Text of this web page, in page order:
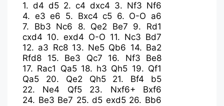
1. d4 d5 2. c4 dxc4 3. Nf3 Nf6
4. e3 e6 5. Bxc4 c5 6. O-O a6
7. Bb3 Nc6 8. Qe2 Be7 9. Rd1
cxd4 10. exd4 O-O 11. Nc3 Bd7
12. a3 Rc8 13. Ne5 Qb6 14. Ba2
Rfd8
15. Be3 Qc7 16. Nf3
Be8
17. Rac1 Qa5 18. h3 Qh5 19. Qf1
Qa5
20. Qe2 Qh5 21. Bf4
b5
22. Ne4 Qf5 23. Nxf6+
Bxf6
24. Be3 Be7 25.d5 exd5 26. Bb6